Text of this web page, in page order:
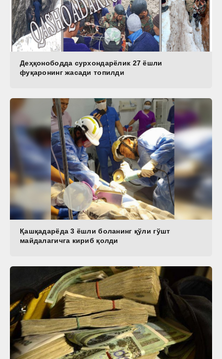
Деҳқонободда сурхондарёлик 27 ёшли
фуқаронинг жасади топилди
Қашқадарёда 3 ёшли боланинг қўли гўшт
майдалагичга кириб қолди